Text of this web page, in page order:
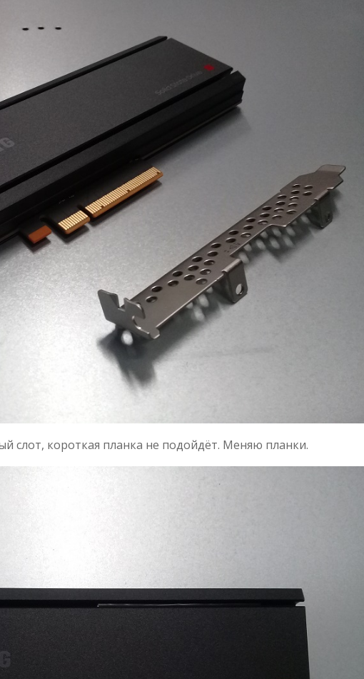
слот, короткая планка не подойдёт. Меняю планки.